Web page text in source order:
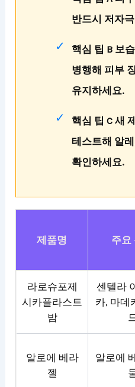
반드시 저자
핵심 팁 B 보
병행해 피부
유지하세요.
핵심 팁 C 새
테스트해 알
확인하세요.
제품명 주요
라로슈포제
시카플라스트
밤
센텔라
카, 마데
알로에 베라
젤
알로에